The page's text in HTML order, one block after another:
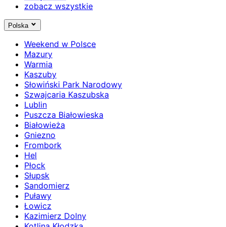
zobacz wszystkie
Polska
Weekend w Polsce
Mazury
Warmia
Kaszuby
Słowiński Park Narodowy
Szwajcaria Kaszubska
Lublin
Puszcza Białowieska
Białowieża
Gniezno
Frombork
Hel
Płock
Słupsk
Sandomierz
Puławy
Łowicz
Kazimierz Dolny